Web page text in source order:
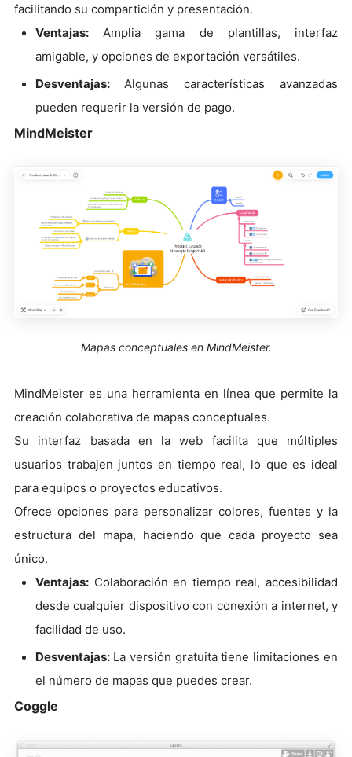
facilitando su compartición y presentación.
Ventajas: Amplia gama de plantillas, interfaz
amigable, y opciones de exportación versátiles.
Desventajas: Algunas características avanzadas
pueden requerir la versión de pago.
MindMeister
Mapas conceptuales en MindMeister.
MindMeister es una herramienta en línea que permite la
creación colaborativa de mapas conceptuales.
Su interfaz basada en la web facilita que múltiples
usuarios trabajen juntos en tiempo real, lo que es ideal
para equipos o proyectos educativos.
Ofrece opciones para personalizar colores, fuentes y la
estructura del mapa, haciendo que cada proyecto sea
único.
Ventajas: Colaboración en tiempo real, accesibilidad
desde cualquier dispositivo con conexión a internet, y
facilidad de uso.
Desventajas: La versión gratuita tiene limitaciones en
el número de mapas que puedes crear.
Coggle